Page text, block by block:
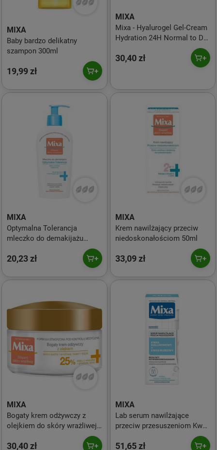
MIXA
Baby bardzo delikatny
szampon 300ml
19,99 zł
MIXA
Mixa - Hyalurogel Gel-Cream
Hydration 24H Normal to Dry
30,40 zł
MIXA
Optymalna Tolerancja
mleczko do demakijażu
20,23 zł
MIXA
Krem nawilżający przeciw
niedoskonałościom 50ml
33,09 zł
MIXA
Bogaty krem odżywczy z
olejkiem do skóry wrażliwej i
30,40 zł
MIXA
Lab serum nawilżające
przeciw przesuszeniom Kwas
Mlekowy 30ml
51,65 zł